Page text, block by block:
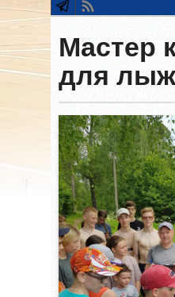
Мастер
для